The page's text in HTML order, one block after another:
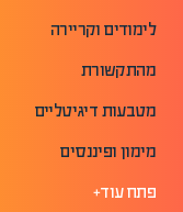
לימודים וקריירה
מהתקשורת
מטבעות דיגיטליים
מימון ופיננסים
פתח עוד+